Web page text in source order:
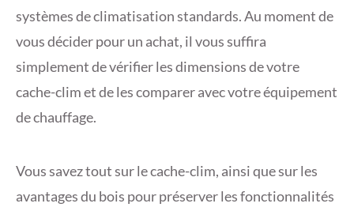
systèmes de climatisation standards. Au moment de
vous décider pour un achat, il vous suffira
simplement de vérifier les dimensions de votre
cache-clim et de les comparer avec votre équipement
de chauffage.
Vous savez tout sur le cache-clim, ainsi que sur les
avantages du bois pour préserver les fonctionnalités